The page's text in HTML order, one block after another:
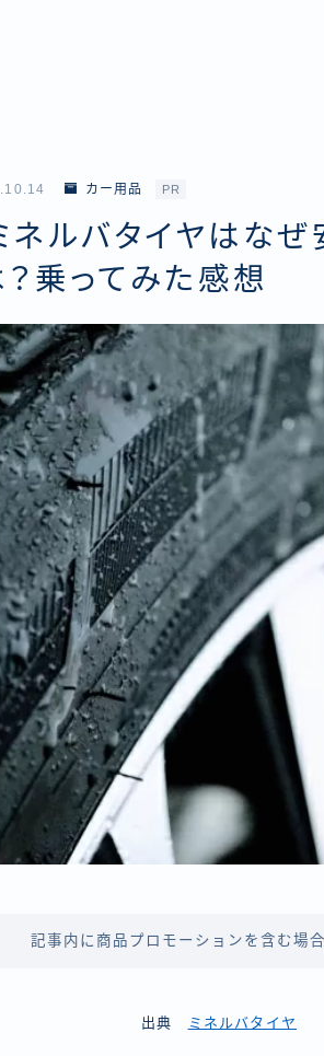
カー用品 PR
ネルバタイヤはな
乗ってみた感想
記事内に商品プロモーションを含む場
出典 ミネルバタイヤ